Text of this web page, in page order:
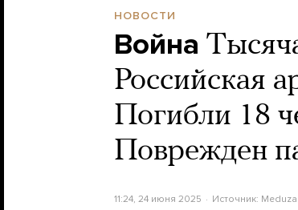
НОВОСТИ
Война
Российская
Погибли 18
Поврежден
11:24, 24 июня 2025 Источник: Meduza